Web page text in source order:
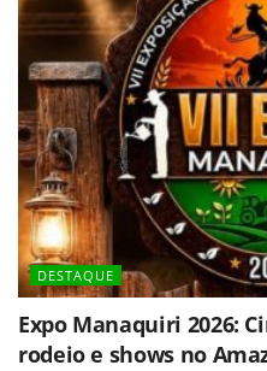
DESTAQUE
Expo Manaquiri 2026:
rodeio e shows no